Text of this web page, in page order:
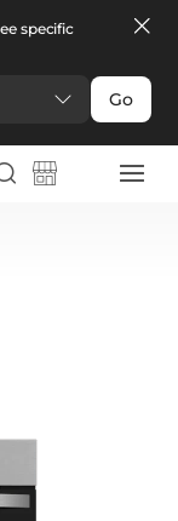
specific
Go